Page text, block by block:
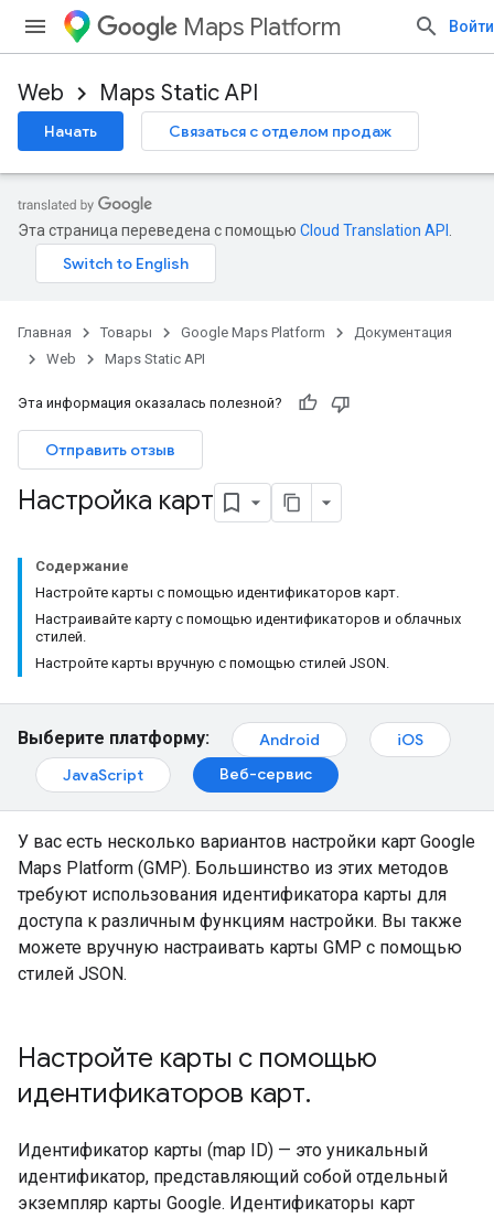
Maps Platform Войти
Web Maps Static API
Начать Связаться с отделом продаж
Эта страница переведена с помощью Cloud Translation API
Главная Товары Google Maps Platform
Документация
Web
Maps Static API
Эта информация оказалась полезной?
Отправить отзыв
Настройка карт
Содержание
Настройте карты с помощью идентификаторов карт.
Настраивайте карту с помощью идентификаторов и облачных
стилей.
Настройте карты вручную с помощью стилей JSON.
Выберите платформу: Android
iOS
JavaScript
Веб-сервис
У вас есть несколько вариантов настройки карт Google
Maps Platform (GMP). Большинство из этих методов
требуют использования идентификатора карты для
доступа к различным функциям настройки. Вы также
можете вручную настраивать карты GMP с помощью
стилей JSON.
Настройте карты с помощью
идентификаторов карт.
Идентификатор карты (map ID) — это уникальный
идентификатор, представляющий собой отдельный
экземпляр карты Google. Идентификаторы карт